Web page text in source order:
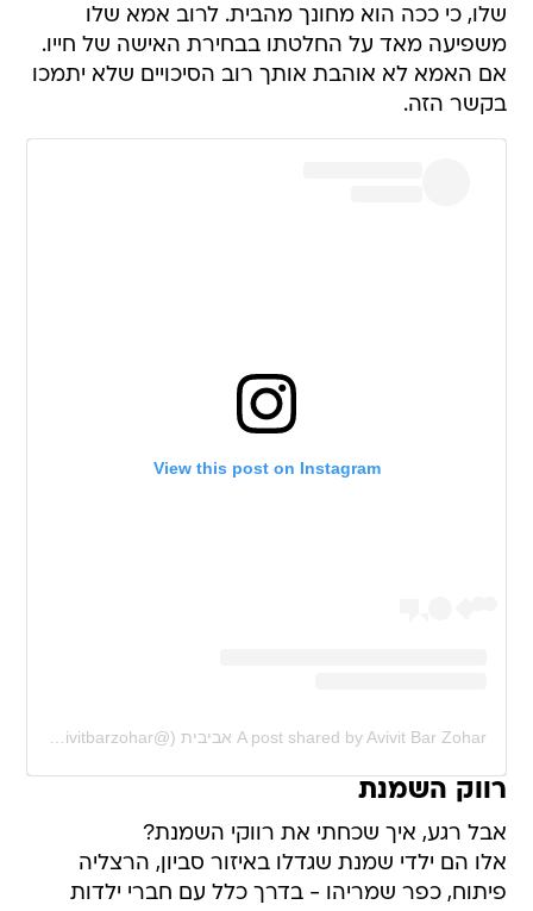
שלו, כי ככה הוא מחונך מהבית. לרוב אמא שלו
משפיעה מאד על החלטתו בבחירת האישה של חייו.
אם האמא לא אוהבת אותך רוב הסיכויים שלא יתמכו
בקשר הזה.
View this post on Instagram
A post shared by Avivit Bar Zohar אביבית (@avivitbarzohar)
רווק השמנת
אבל רגע, איך שכחתי את רווקי השמנת?
אלו הם ילדי שמנת שגדלו באיזור סביון, הרצליה
פיתוח, כפר שמריהו - בדרך כלל עם חברי ילדות